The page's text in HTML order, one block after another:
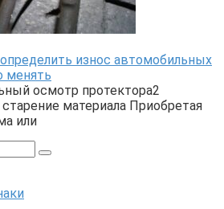
износ автомобильных
менять
осмотр протектора2
материала Приобретая
или